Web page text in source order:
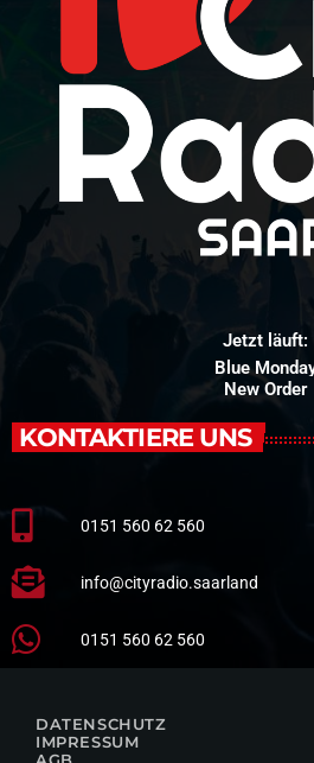
Jetzt läuft:
Blue
New Order
KONTAKTIERE UNS
0151 560 62 560
info@cityradio.saarland
0151 560 62 560
DATENSCHUTZ
IMPRESSUM